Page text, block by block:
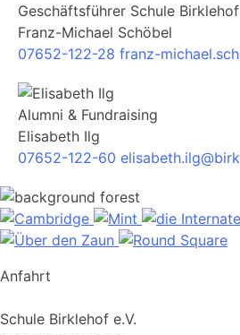
Geschäftsführer Schule Birklehof
Franz-Michael Schöbel
07652-122-28 franz-
Alumni & Fundraising
Elisabeth Ilg
07652-122-60
Anfahrt
Schule Birklehof e.V.